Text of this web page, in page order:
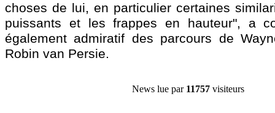
choses de lui, en particulier certaines
puissants et les frappes en hauteur", a
également admiratif des parcours de
Robin van Persie.
News lue par 11757visiteurs